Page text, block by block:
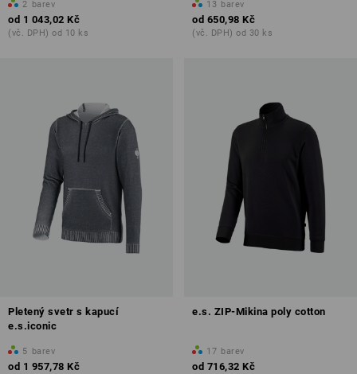
2 barev
od 1 043,02 Kč
(vč. DPH) od 10 ks
13 barev
od 650,98 Kč
(vč. DPH) od 30 ks
Pletený svetr s kapucí
e.s.iconic
5 barev
od 1 957,78 Kč
e.s. ZIP-Mikina poly cotton
17 barev
od 716,32 Kč